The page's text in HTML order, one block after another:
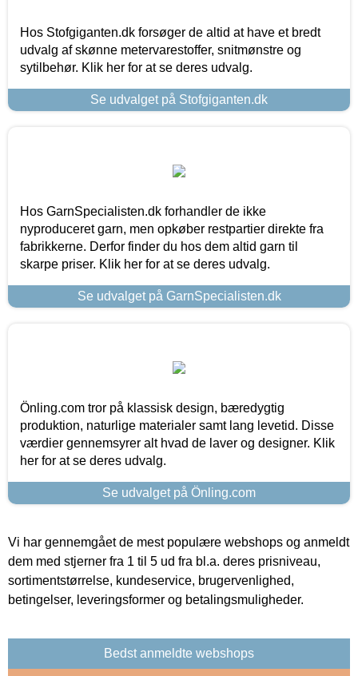
Hos Stofgiganten.dk forsøger de altid at have et bredt
udvalg af skønne metervarestoffer, snitmønstre og
sytilbehør. Klik her for at se deres udvalg.
Se udvalget på Stofgiganten.dk
Hos GarnSpecialisten.dk forhandler de ikke
nyproduceret garn, men opkøber restpartier direkte fra
fabrikkerne. Derfor finder du hos dem altid garn til
skarpe priser. Klik her for at se deres udvalg.
Se udvalget på GarnSpecialisten.dk
Önling.com tror på klassisk design, bæredygtig
produktion, naturlige materialer samt lang levetid. Disse
værdier gennemsyrer alt hvad de laver og designer. Klik
her for at se deres udvalg.
Se udvalget på Önling.com
Vi har gennemgået de mest populære webshops og anmeldt
dem med stjerner fra 1 til 5 ud fra bl.a. deres prisniveau,
sortimentstørrelse, kundeservice, brugervenlighed,
betingelser, leveringsformer og betalingsmuligheder.
Bedst anmeldte webshops